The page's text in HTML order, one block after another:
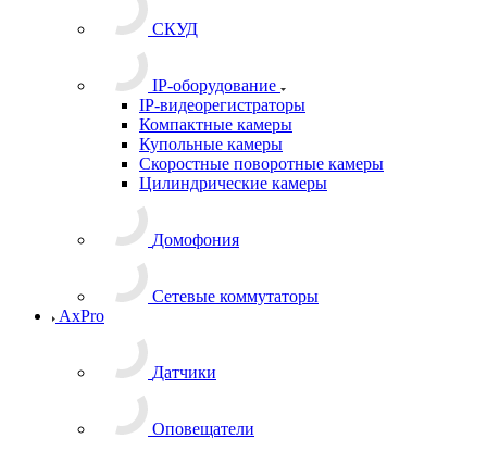
CКУД
IP-оборудование
IP-видеорегистраторы
Компактные камеры
Купольные камеры
Скоростные поворотные камеры
Цилиндрические камеры
Домофония
Сетевые коммутаторы
AxPro
Датчики
Оповещатели